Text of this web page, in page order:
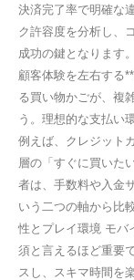
決済完了率で明確な
ク許容度を分析し、
成功の鍵となります
顧客体験を左右する
る買い物かごが、複
う。理想的な支払い
例えば、クレジット
層の「すぐに買いた
者は、手数料や入金
いう二つの軸から比
性とプレイ環境 モバ
須と言えるほど重要
スし、スキマ時間を